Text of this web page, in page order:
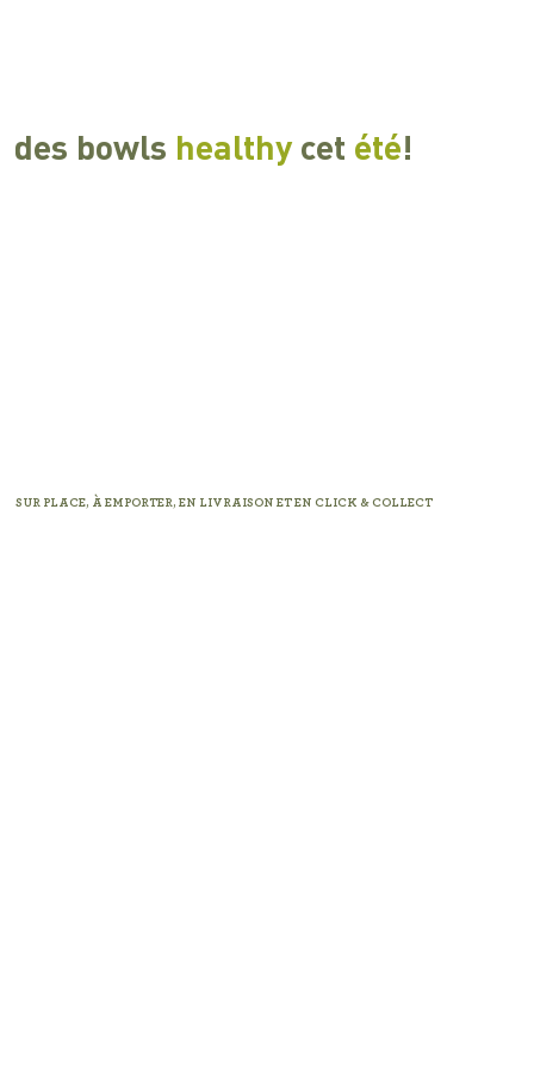
des bowls healthycet été!
SUR PLACE, À EMPORTER, EN LIVRAISON ET EN CLICK & COLLECT